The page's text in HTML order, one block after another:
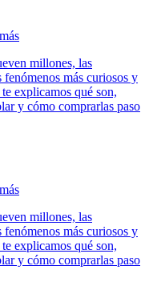
millones, las
más curiosos y
explicamos qué son,
y cómo comprarlas paso
millones, las
más curiosos y
explicamos qué son,
y cómo comprarlas paso